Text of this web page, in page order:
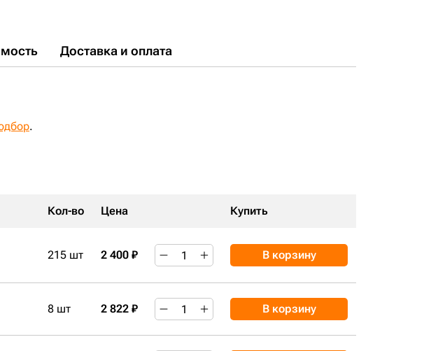
Доставка и оплата
.
Кол-во Цена Купить
215 шт 2 400 ₽ В корзину
8 шт 2 822 ₽ В корзину